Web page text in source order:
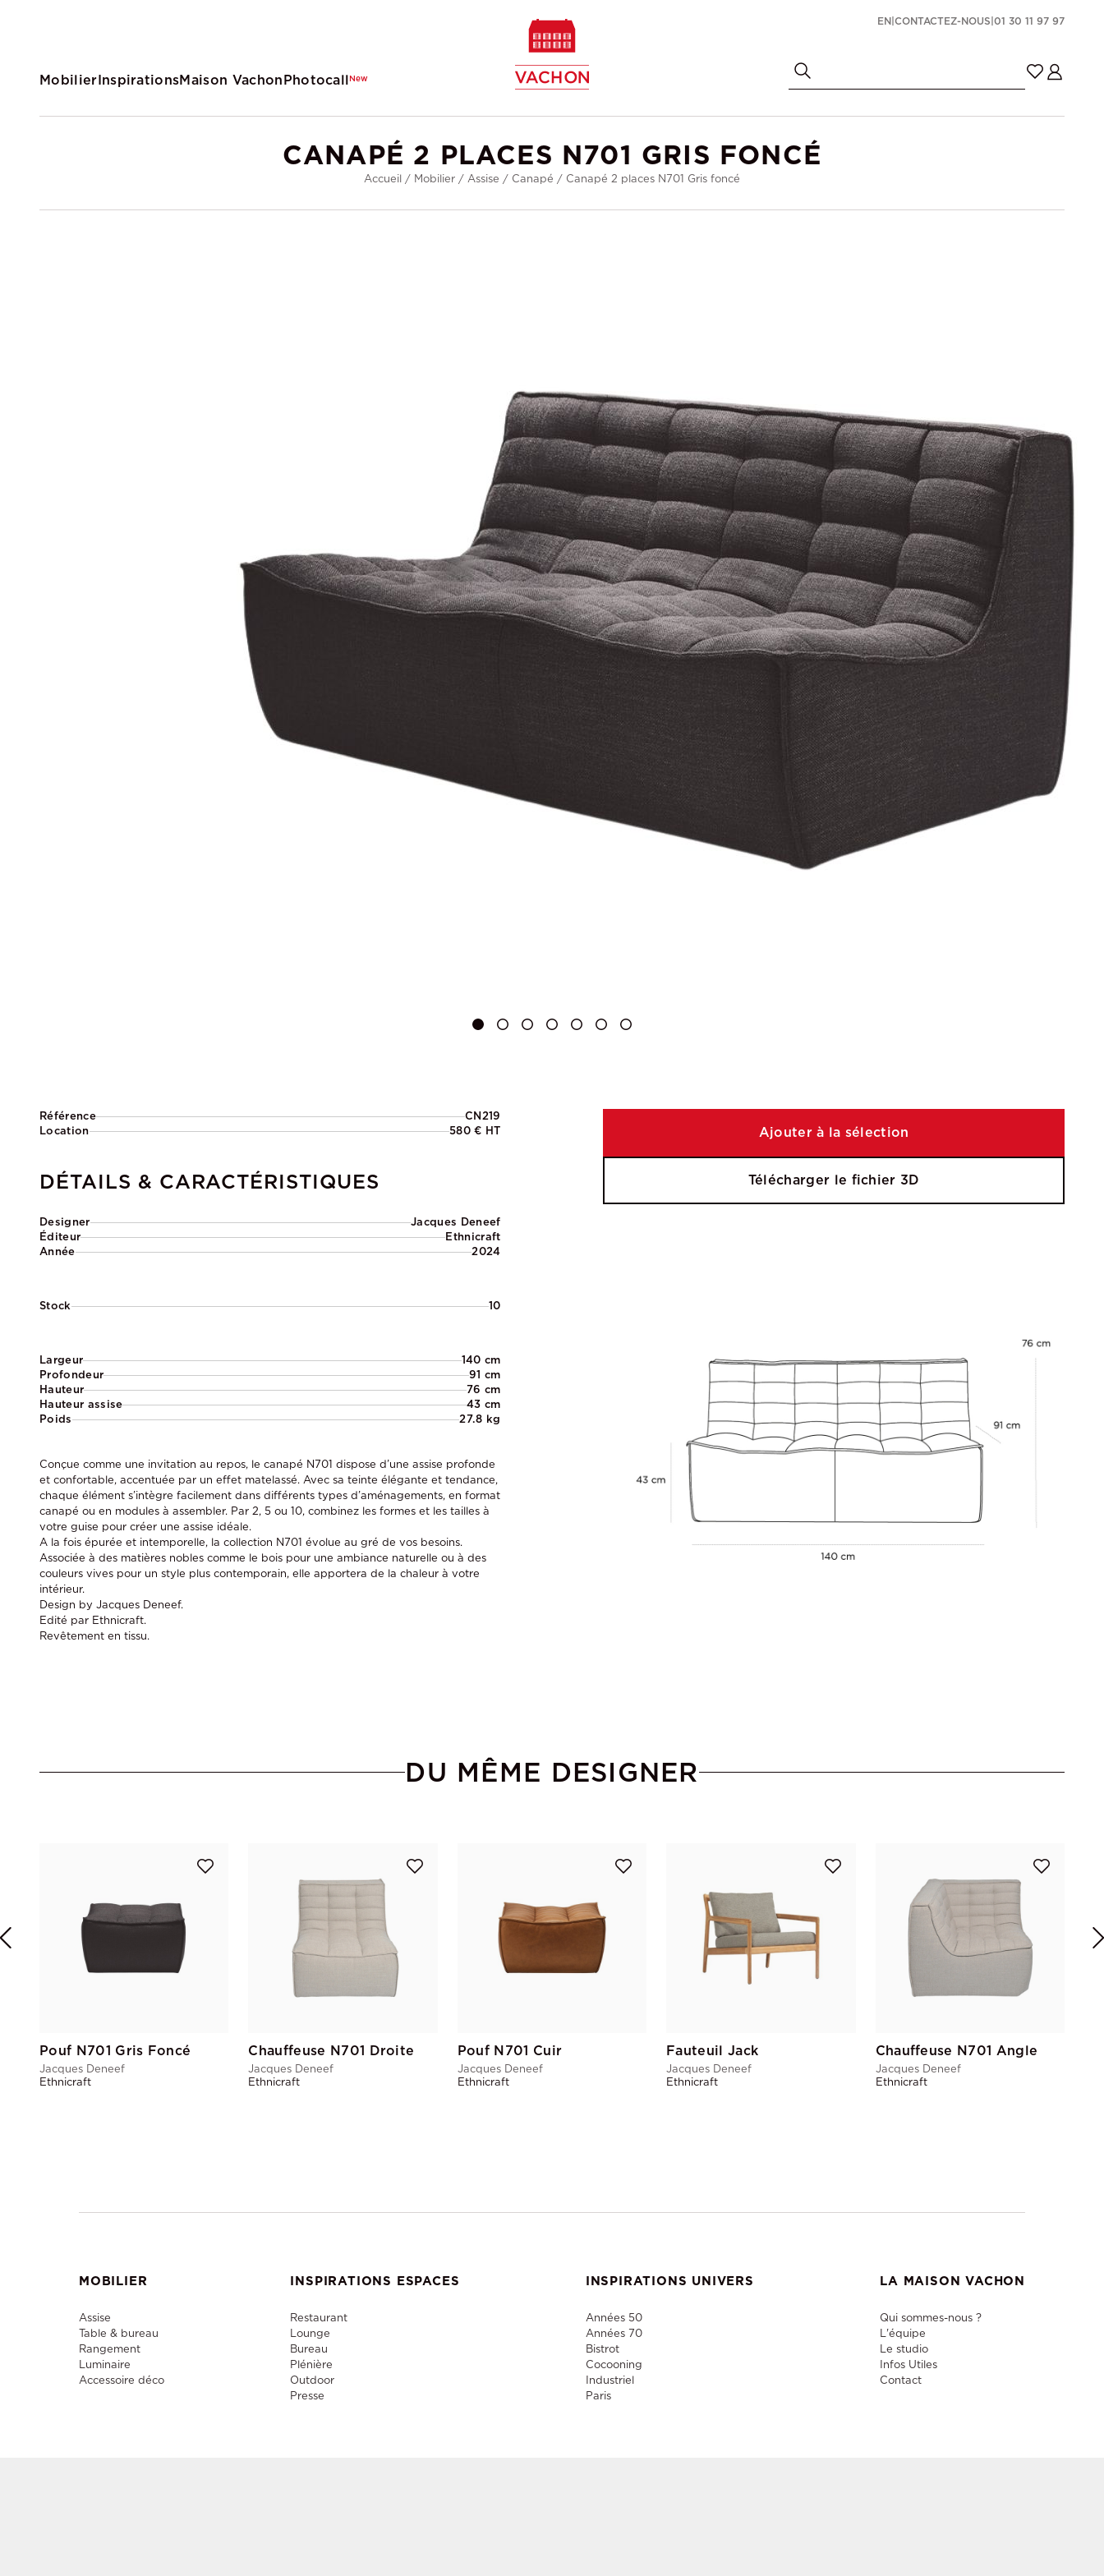
MobilierInspirationsMaison VachonPhotocallNew
EN CONTACTEZ-NOUS 01 30 11 97 97
CANAPÉ 2 PLACES N701 GRIS FONCÉ
Accueil / Mobilier / Assise / Canapé / Canapé 2 places N701 Gris foncé
Référence
CN219
Location
580 € HT
DÉTAILS & CARACTÉRISTIQUES
Designer
Jacques Deneef
Éditeur
Ethnicraft
Année
2024
Stock 10
Largeur
140 cm
Profondeur
91 cm
Hauteur
76 cm
Hauteur assise
43 cm
Poids
27.8 kg
Conçue comme une invitation au repos, le canapé N701 dispose d’une assise profonde
et confortable, accentuée par un effet matelassé. Avec sa teinte élégante et tendance,
chaque élément s’intègre facilement dans différents types d’aménagements, en format
canapé ou en modules à assembler. Par 2, 5 ou 10, combinez les formes et les tailles à
votre guise pour créer une assise idéale.
A la fois épurée et intemporelle, la collection N701 évolue au gré de vos besoins.
Associée à des matières nobles comme le bois pour une ambiance naturelle ou à des
couleurs vives pour un style plus contemporain, elle apportera de la chaleur à votre
intérieur.
Design by Jacques Deneef.
Edité par Ethnicraft.
Revêtement en tissu.
Ajouter à la sélection
Télécharger le fichier 3D
DU MÊME DESIGNER
Pouf N701 Gris Foncé
Jacques Deneef
Ethnicraft
Chauffeuse N701 Droite
Jacques Deneef
Ethnicraft
Pouf N701 Cuir
Jacques Deneef
Ethnicraft
Fauteuil Jack
Jacques Deneef
Ethnicraft
Chauffeuse N701 Angle
Jacques Deneef
Ethnicraft
MOBILIER
Assise
Table & bureau
Rangement
Luminaire
Accessoire déco
INSPIRATIONS ESPACES
Restaurant
Lounge
Bureau
Plénière
Outdoor
Presse
INSPIRATIONS UNIVERS
Années 50
Années 70
Bistrot
Cocooning
Industriel
Paris
LA MAISON VACHON
Qui sommes-nous ?
L'équipe
Le studio
Infos Utiles
Contact